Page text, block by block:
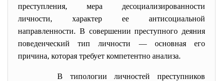
преступления, мера десоциализированности
личности, характер ее антисоциальной
направленности. В совершении преступного деяния
поведенческий тип личности — основная его
причина, которая требует компетентно анализа.
В типологии личностей преступников